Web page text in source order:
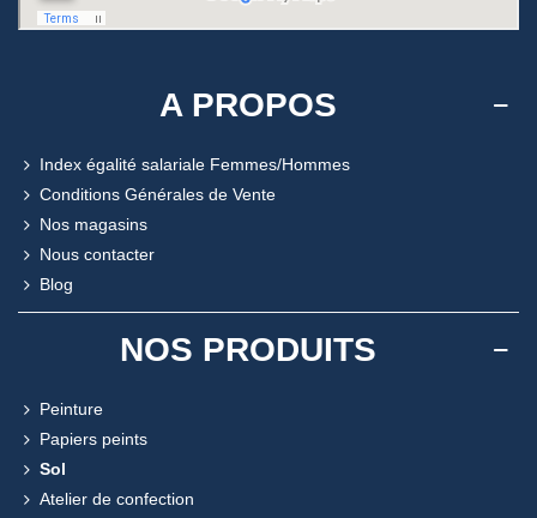
A PROPOS
Index égalité salariale Femmes/Hommes
Conditions Générales de Vente
Nos magasins
Nous contacter
Blog
NOS PRODUITS
Peinture
Papiers peints
Sol
Atelier de confection